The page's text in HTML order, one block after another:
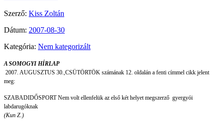
Szerző: Kiss Zoltán
Dátum: 2007-08-30
Kategória: Nem kategorizált
A SOMOGYI HÍRLAP
2007. AUGUSZTUS 30.,CSÜTÖRTÖK számának 12. oldalán a fenti címmel cikk jelent
meg:
SZABADIDŐSPORT Nem volt ellenfelük az első két helyet megszerző gyergyói
labdarugóknak
(Kun Z.)